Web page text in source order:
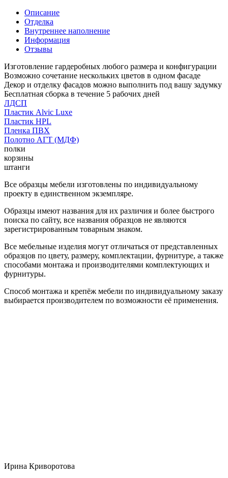
Описание
Отделка
Внутреннее наполнение
Информация
Отзывы
Изготовление гардеробных любого размера и конфигурации
Возможно сочетание нескольких цветов в одном фасаде
Декор и отделку фасадов можно выполнить под вашу задумку
Бесплатная сборка в течение 5 рабочих дней
ЛДСП
Пластик Alvic Luxe
Пластик HPL
Пленка ПВХ
Полотно АГТ (МДФ)
полки
корзины
штанги
Все образцы мебели изготовлены по индивидуальному
проекту в единственном экземпляре.
Образцы имеют названия для их различия и более быстрого
поиска по сайту, все названия образцов не являются
зарегистрированным товарным знаком.
Все мебельные изделия могут отличаться от представленных
образцов по цвету, размеру, комплектации, фурнитуре, а также
способами монтажа и производителями комплектующих и
фурнитуры.
Способ монтажа и крепёж мебели по индивидуальному заказу
выбирается производителем по возможности её применения.
Ирина Криворотова